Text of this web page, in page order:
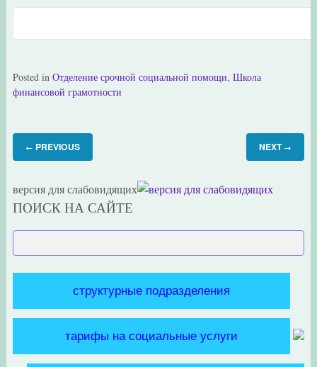
Posted in Отделение срочной социальной помощи, Школа
финансовой грамотности
← PREVIOUS NEXT →
версия для слабовидящих
ПОИСК НА САЙТЕ
структурные подразделения
тарифы на социальные услуги